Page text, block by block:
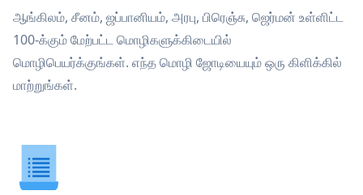
ஆங்கிலம், சீனம், ஜப்பானியம், அரபு, பிரெஞ்சு, ஜெர்மன் உள்ளிட்ட
100-க்கும் மேற்பட்ட மொழிகளுக்கிடையில்
மொழிபெயர்க்குங்கள். எந்த மொழி ஜோடியையும் ஒரு கிளிக்கில்
மாற்றுங்கள்.